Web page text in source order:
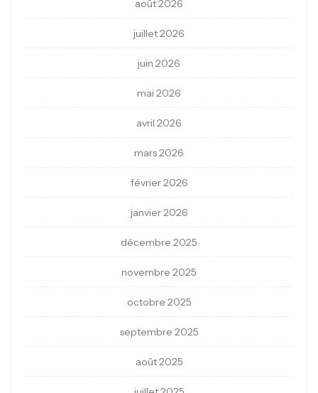
août 2026
juillet 2026
juin 2026
mai 2026
avril 2026
mars 2026
février 2026
janvier 2026
décembre 2025
novembre 2025
octobre 2025
septembre 2025
août 2025